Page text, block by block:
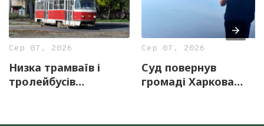
Сер 07, 2026
Низка трамваїв і
тролейбусів
Сер 07, 2026
Суд повернув
громаді Харкова